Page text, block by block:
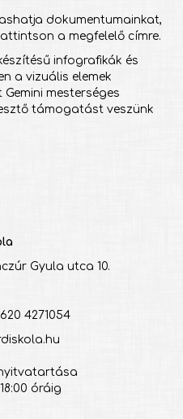
dokumentumainkat,
a megfelelő címre.
infografikák és
a vizuális elemek
mesterséges
támogatást veszünk
Gyula utca 10.
4271054
óráig